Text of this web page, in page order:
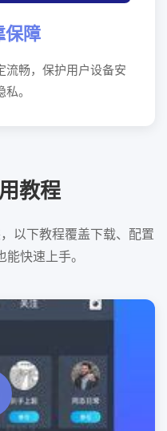
保障
流畅，保护用户设备安
。
教程
以下教程覆盖下载、配置
快速上手。